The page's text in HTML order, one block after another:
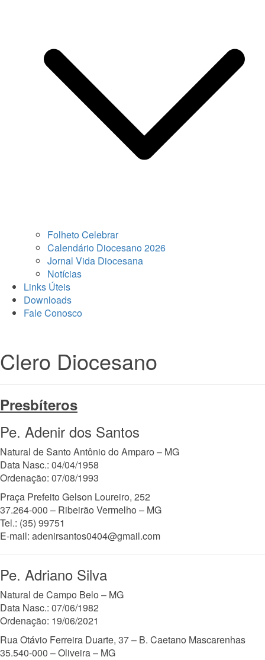
Folheto Celebrar
Calendário Diocesano 2026
Jornal Vida Diocesana
Notícias
Links Úteis
Downloads
Fale Conosco
Clero Diocesano
Presbíteros
Pe. Adenir dos Santos
Natural de Santo Antônio do Amparo – MG
Data Nasc.: 04/04/1958
Ordenação: 07/08/1993
Praça Prefeito Gelson Loureiro, 252
37.264-000 – Ribeirão Vermelho – MG
Tel.: (35) 99751
E-mail: adenirsantos0404@gmail.com
Pe. Adriano Silva
Natural de Campo Belo – MG
Data Nasc.: 07/06/1982
Ordenação: 19/06/2021
Rua Otávio Ferreira Duarte, 37 – B. Caetano Mascarenhas
35.540-000 – Oliveira – MG